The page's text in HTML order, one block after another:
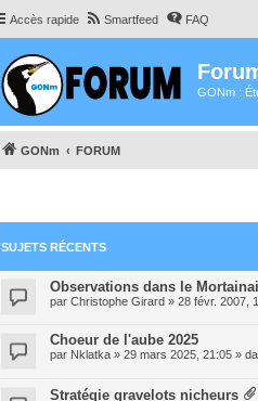
Accès rapide Smartfeed FAQ
GONm :
GONm FORUM
SUJETS RÉCENTS
Observations dans le
par Christophe Girard » 28 févr. 2007,
Choeur de l'aube 2025
par Nklatka » 29 mars 2025, 21:05 »
Stratégie gravelots nicheurs